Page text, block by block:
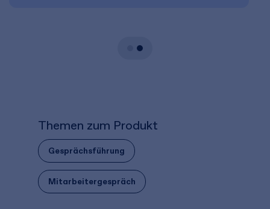
Themen zum Produkt
Gesprächsführung
Mitarbeitergespräch